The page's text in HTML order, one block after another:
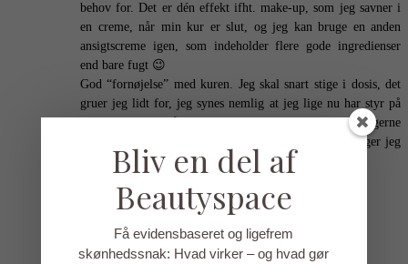
behov for. Det er dén effekt ifht. make-up, som jeg savner i
en creme, når min kur er slut, og jeg kan bruge en anden
ansigtscreme igen, som indeholder flere gode ingredienser
end bare fugt 😉
God “fornøjelse” med kuren. Jeg skal snart stige i dosis, det
gruer jeg lidt for, jeg synes nemlig at jeg lige nu har styr på
bivirkningerne på kroppen… Men jeg vil jo så gerne
gennemføre og have mest muligt ud af den, så det tager jeg
med 😉
26/02/2022
Bliv en del af
Beautyspace
Få evidensbaseret og ligefrem
skønhedssnak: Hvad virker – og hvad gør